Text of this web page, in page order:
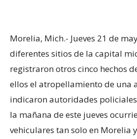
Morelia, Mich.- Jueves 21 de
diferentes sitios de la capital
registraron otros cinco hechos
ellos el atropellamiento de una
indicaron autoridades
la mañana de este jueves
vehiculares tan solo en Morelia